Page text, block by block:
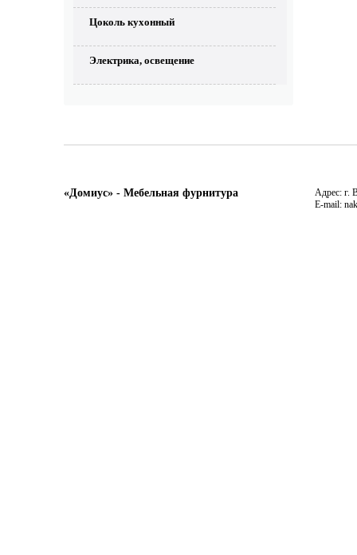
Цоколь кухонный
Электрика, освещение
«Домиус» - Мебельная фурнитура
Адрес: г.
E-mail: